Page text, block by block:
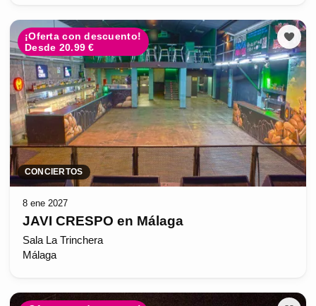
¡Oferta con descuento!
Desde 20.99 €
CONCIERTOS
8 ene 2027
JAVI CRESPO en Málaga
Sala La Trinchera
Málaga